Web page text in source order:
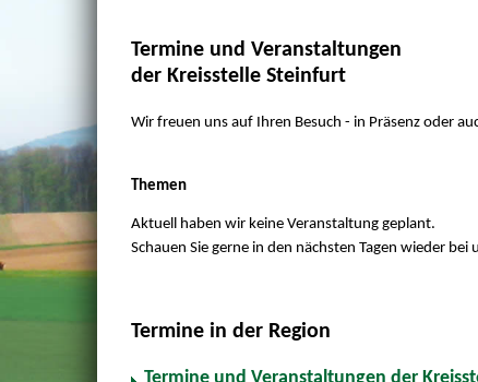
Termine und Veranstaltungen
der Kreisstelle Steinfurt
Wir freuen uns auf Ihren Besuch - in Präsenz oder
Themen
Aktuell haben wir keine Veranstaltung geplant.
Schauen Sie gerne in den nächsten Tagen wieder bei
Termine in der Region
Termine und Veranstaltungen der